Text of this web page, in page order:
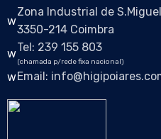
Zona Industrial de
3350-214 Coimbra
Tel: 239 155 803
(chamada p/rede fixa nacional)
Email: